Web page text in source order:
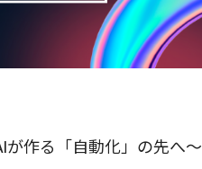
作る「自動化」の先へ〜